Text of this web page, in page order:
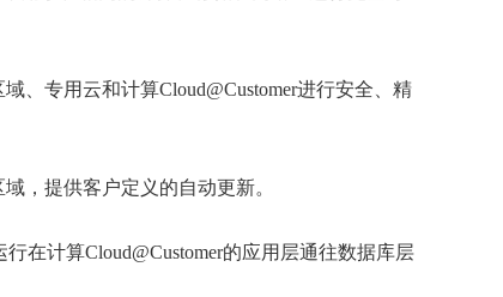
专用云和计算Cloud@Customer进行安全、精
，提供客户定义的自动更新。
在计算Cloud@Customer的应用层通往数据库层